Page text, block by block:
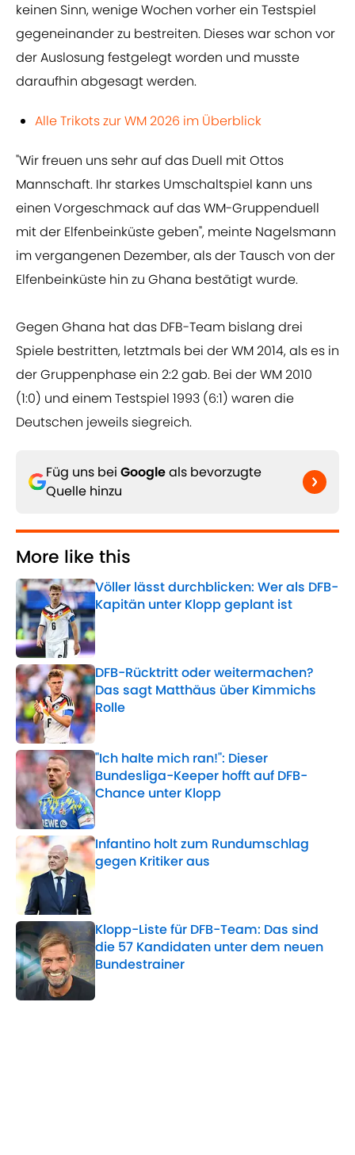
keinen Sinn, wenige Wochen vorher ein Testspiel
gegeneinander zu bestreiten. Dieses war schon vor
der Auslosung festgelegt worden und musste
daraufhin abgesagt werden.
Alle Trikots zur WM 2026 im Überblick
"Wir freuen uns sehr auf das Duell mit Ottos
Mannschaft. Ihr starkes Umschaltspiel kann uns
einen Vorgeschmack auf das WM-Gruppenduell
mit der Elfenbeinküste geben", meinte Nagelsmann
im vergangenen Dezember, als der Tausch von der
Elfenbeinküste hin zu Ghana bestätigt wurde.
Gegen Ghana hat das DFB-Team bislang drei
Spiele bestritten, letztmals bei der WM 2014, als es in
der Gruppenphase ein 2:2 gab. Bei der WM 2010
(1:0) und einem Testspiel 1993 (6:1) waren die
Deutschen jeweils siegreich.
Füg uns bei Googleals bevorzugte
Quelle hinzu
More like this
Völler lässt durchblicken: Wer als DFB-
Kapitän unter Klopp geplant ist
Published by on Invalid Date
DFB-Rücktritt oder weitermachen?
Das sagt Matthäus über Kimmichs
Rolle
Published by on Invalid Date
"Ich halte mich ran!": Dieser
Bundesliga-Keeper hofft auf DFB-
Chance unter Klopp
Published by on Invalid Date
Infantino holt zum Rundumschlag
gegen Kritiker aus
Published by on Invalid Date
Klopp-Liste für DFB-Team: Das sind
die 57 Kandidaten unter dem neuen
Bundestrainer
Published by on Invalid Date